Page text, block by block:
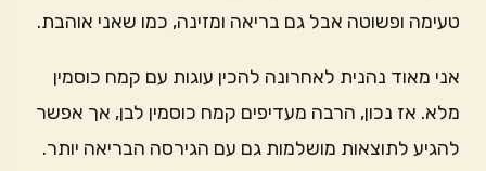
טעימה ופשוטה אבל גם בריאה ומזינה, כמו שאני אוהבת.
אני מאוד נהנית לאחרונה להכין עוגות עם קמח כוסמין
מלא. אז נכון, הרבה מעדיפים קמח כוסמין לבן, אך אפשר
להגיע לתוצאות מושלמות גם עם הגירסה הבריאה יותר.